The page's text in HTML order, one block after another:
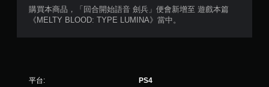
星
）
購買本商品，「回合開始語音 劍兵」便會新增至 遊戲本篇
《MELTY BLOOD: TYPE LUMINA》當中。
平台: PS4